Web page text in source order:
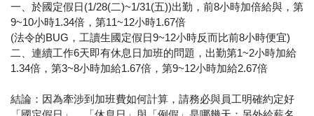
一、於國定假日(1/28(二)~1/31(五))出勤，前8小時加倍給與，第
9~10小時1.34倍，第11~12小時1.67倍
(法令的BUG，工讀生國定假日9~12小時反而比前8小時便宜)
二、連續工作6天即有休息日加班的問題，出勤第1~2小時加給
1.34倍，第3~8小時加給1.67倍，第9~12小時加給2.67倍
結論：因為牽涉到加班費如何計算，請務必與員工明確約定好